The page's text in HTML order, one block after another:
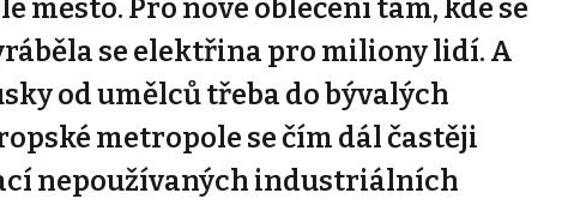
město. Pro nové oblečení tam, kde se
se elektřina pro miliony lidí. A
od umělců třeba do bývalých
metropole se čím dál častěji
nepoužívaných industriálních